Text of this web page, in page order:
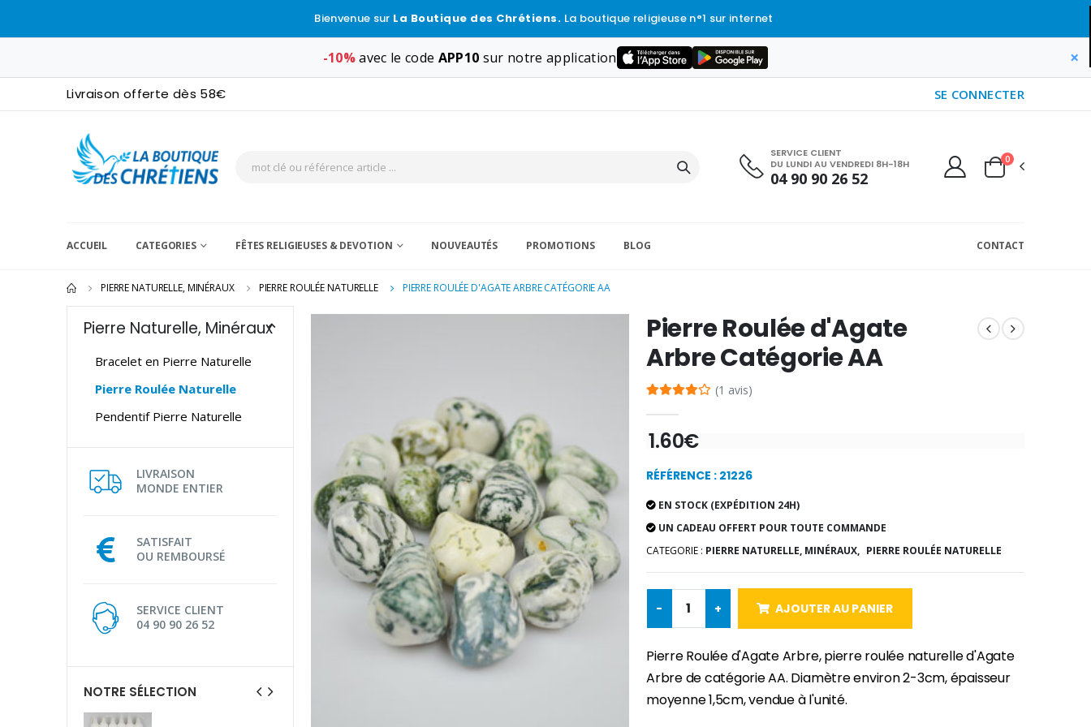
Bienvenue sur La Boutique des Chrétiens. La boutique religieuse n°1 sur internet
-10%avec le code APP10 sur notre application ×
Livraison offerte dès 58€ SE CONNECTER
SERVICE CLIENT
DU LUNDI AU VENDREDI 8H-18H
04 90 90 26 52
0
ACCUEIL CATEGORIES FÊTES RELIGIEUSES & DEVOTION NOUVEAUTÉS PROMOTIONS BLOG CONTACT
PIERRE NATURELLE, MINÉRAUX PIERRE ROULÉE NATURELLE PIERRE ROULÉE D'AGATE ARBRE CATÉGORIE AA
Pierre Naturelle, Minéraux
Bracelet en Pierre Naturelle
Pierre Roulée Naturelle
Pendentif Pierre Naturelle
LIVRAISON
MONDE ENTIER
SATISFAIT
OU REMBOURSÉ
SERVICE CLIENT
04 90 90 26 52
NOTRE SÉLECTION
Pierre Roulée d'Agate
Arbre Catégorie AA
(1 avis)
1.60€
RÉFÉRENCE : 21226
EN STOCK (EXPÉDITION 24H)
UN CADEAU OFFERT POUR TOUTE COMMANDE
CATEGORIE : PIERRE NATURELLE, MINÉRAUX, PIERRE ROULÉE NATURELLE
- + AJOUTER AU PANIER
Pierre Roulée d'Agate Arbre, pierre roulée naturelle d'Agate
Arbre de catégorie AA. Diamètre environ 2-3cm, épaisseur
moyenne 1,5cm, vendue à l'unité.